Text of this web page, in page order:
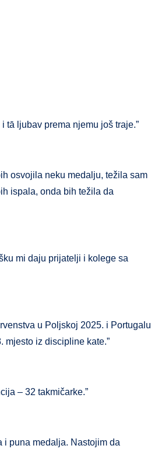
tā ljubav prema njemu još traje.”
osvojila neku medalju, težila sam
ispala, onda bih težila da
mi daju prijatelji i kolege sa
u Poljskoj 2025. i Portugalu
mjesto iz discipline kate.”
– 32 takmičarke.”
i puna medalja. Nastojim da